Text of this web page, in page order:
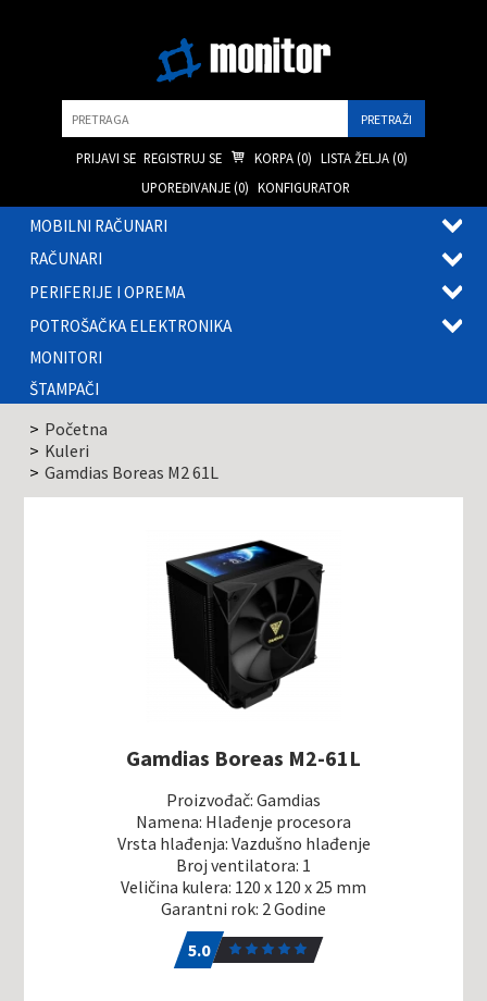
PRIJAVI SE REGISTRUJ SE KORPA (0) LISTA ŽELJA (0)
UPOREĐIVANJE (0) KONFIGURATOR
MOBILNI RAČUNARI
RAČUNARI
PERIFERIJE I OPREMA
POTROŠAČKA ELEKTRONIKA
MONITORI
ŠTAMPAČI
Početna
Kuleri
Gamdias Boreas M2 61L
Gamdias Boreas M2-61L
Proizvođač: Gamdias
Namena: Hlađenje procesora
Vrsta hlađenja: Vazdušno hlađenje
Broj ventilatora: 1
Veličina kulera: 120 x 120 x 25 mm
Garantni rok: 2 Godine
5.0